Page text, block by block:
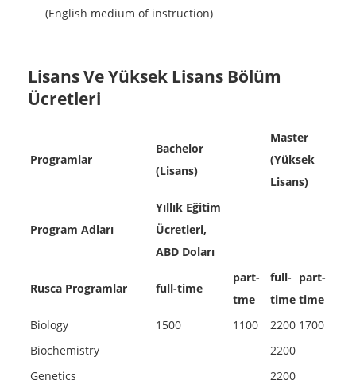
(English medium of instruction)
Lisans Ve Yüksek Lisans Bölüm
Ücretleri
Programlar
Bachelor
(Lisans)
Master
(Yüksek
Lisans)
Program Adları
Yıllık Eğitim
Ücretleri,
ABD Doları
Rusca Programlar full-time
part-
tme
full-
time
part-
time
Biology
1500 1100 2200 1700
Biochemistry
2200
Genetics
2200